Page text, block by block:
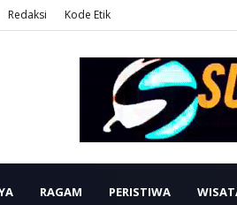
Redaksi Kode Etik
RAGAM PERISTIWA